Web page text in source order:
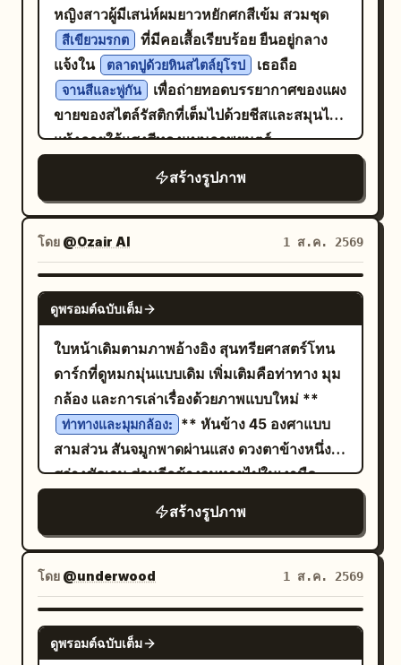
"layout": "ตัวแบบโดดเด่นอยู่ตรงกลาง ห่อหุ้ม
ด้วยโครงสร้างที่เป็นเกลียวอย่างแน่นหนา โดยมี
หอจดหมายเหตุพฤกษศาสตร์ที่มืดมิดเติมเต็ม
พื้นที่ขอบภาพ", "camera_angle": "ระดับ
สายตา ตรงไปข้างหน้า", "tilt_roll_degrees":
"0"}, "subject": {"gender": "หญิง",
"identity": "ตัวละครหลัก (The
Protagonist)", "demographics": "ไร้อายุ,
มีลักษณะก้ำกึ่งระหว่างเพศ, มีลักษณะใบหน้าที่
เป็นสากล", "face": "สมมาตร, รูขุมขนบน
ผิวหนังละเอียดสูง, ไร้ที่ติแต่ดูเป็นธรรมชาติ, ริม
ฝีปากมีความชุ่มชื้นเล็กน้อย", "hair": "ถูก
ปกปิดทั้งหมดด้วยเครื่องประดับศีรษะที่เป็นเกลีย
วออร์แกนิก", "body": "ไหล่และคอถูกห่อหุ้ม
ด้วยโครงสร้างใบไม้เชิงประติมากรรมทั้งหมด",
"expression": "นิ่งเฉย, ดูเหนือจริง, เข้มข้น,
จ้องมองโดยไม่กะพริบตา", "pose": "นิ่งสนิท
หันหน้าตรงเข้าหากล้อง",
"wardrobe_accessories": {"garments":
[{"item": "เครื่องประดับศีรษะและผ้าพันคอเชิง
ประติมากรรมแนวอาวองการ์ด", "material":
"ใบไม้โครงร่างโปร่งแสง, เส้นใยพืชออร์แกนิก,
ตาข่ายอำพันระดับไมโคร", "color": "สีเหลือง
ทอง, สีเหลืองอมน้ำตาล, สีอำพันโปร่งแสง",
พันรอบคออย่างแน่นหนาและขยายออกด้าน
หญิงสาวผู้มีเสน่ห์ผมยาวหยักศกสีเข้ม สวมชุด
สีเขียวมรกต
ที่มีคอเสื้อเรียบร้อย ยืนอยู่กลาง
แจ้งใน
ตลาดปูด้วยหินสไตล์ยุโรป เธอถือ
จานสีและพู่กัน
เพื่อถ่ายทอดบรรยากาศของแผง
ขายของสไตล์รัสติกที่เต็มไปด้วยชีสและสมุนไพร
แห้งภายใต้แสงสีทองแบบภาพยนตร์
สร้างรูปภาพ
โดย @Ozair AI 1 ส.ค. 2569
NANO BANANA PRO
ดูพรอมต์ฉบับเต็ม
ใบหน้าเดิมตามภาพอ้างอิง สุนทรียศาสตร์โทน
ดาร์กที่ดูหมกมุ่นแบบเดิม เพิ่มเติมคือท่าทาง มุม
กล้อง และการเล่าเรื่องด้วยภาพแบบใหม่ **
ท่าทางและมุมกล้อง:
** หันข้าง 45 องศาแบบ
สามส่วน สันจมูกพาดผ่านแสง ดวงตาข้างหนึ่ง
สว่างชัดเจน ส่วนอีกข้างจมหายไปในเงามืด
โหนกแก้มฝั่งไกลรับแสงเพียงชั่วครู่ก่อนจะเลือน
หายไป แนวขากรรไกรฝั่งเงามืดหายไปทั้งหมด
มุมนี้เผยให้เห็นโครงสร้างใบหน้า ทั้งสันคิ้ว สัน
จมูก โหนกแก้ม และแนวขากรรไกร ที่แบ่งเป็น
ระนาบของแสงและเงาอย่างชัดเจน **การเอียง
ศีรษะ:** ก้มคางลงเล็กน้อย สายตามองขึ้นมาที่
กล้องผ่านคิ้ว ดูหนักแน่น เข้มข้น และเปราะบาง
สร้างรูปภาพ
โดย @underwood 1 ส.ค. 2569
GPT IMAGE 2
ดูพรอมต์ฉบับเต็ม